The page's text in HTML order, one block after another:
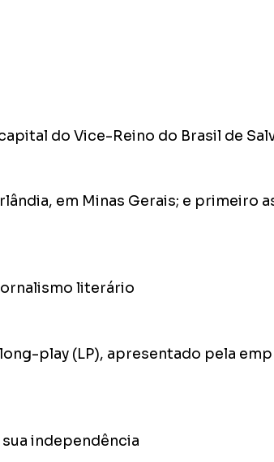
do Vice-Reino do Brasil de
em Minas Gerais; e primeiro
literário
play (LP), apresentado pela
independência